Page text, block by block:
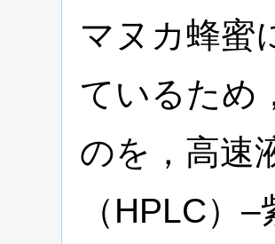
マヌカ蜂蜜
ているため
のを，高速
（HPLC）